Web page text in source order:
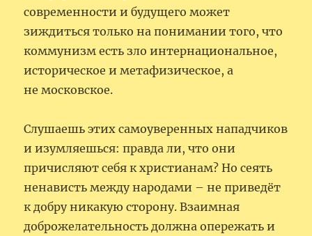
современности и будущего может
зиждиться только на понимании того, что
коммунизм есть зло интернациональное,
историческое и метафизическое, а
не московское.
Слушаешь этих самоуверенных нападчиков
и изумляешься: правда ли, что они
причисляют себя к христианам? Но сеять
ненависть между народами – не приведёт
к добру никакую сторону. Взаимная
доброжелательность должна опережать и